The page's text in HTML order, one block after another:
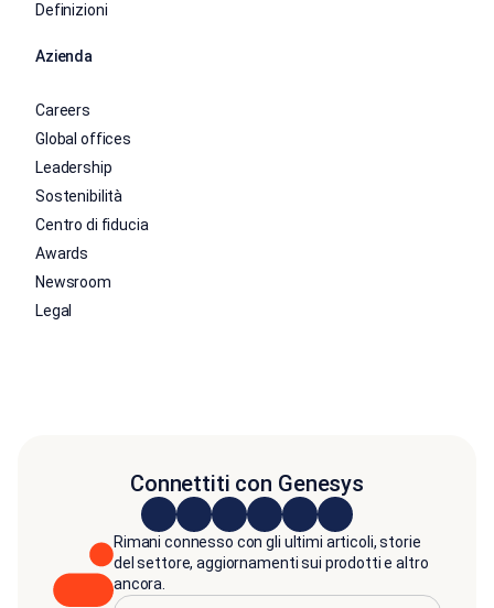
Definizioni
Azienda
Careers
Global offices
Leadership
Sostenibilità
Centro di fiducia
Awards
Newsroom
Legal
Connettiti con Genesys
Rimani connesso con gli ultimi articoli, storie
del settore, aggiornamenti sui prodotti e altro
ancora.